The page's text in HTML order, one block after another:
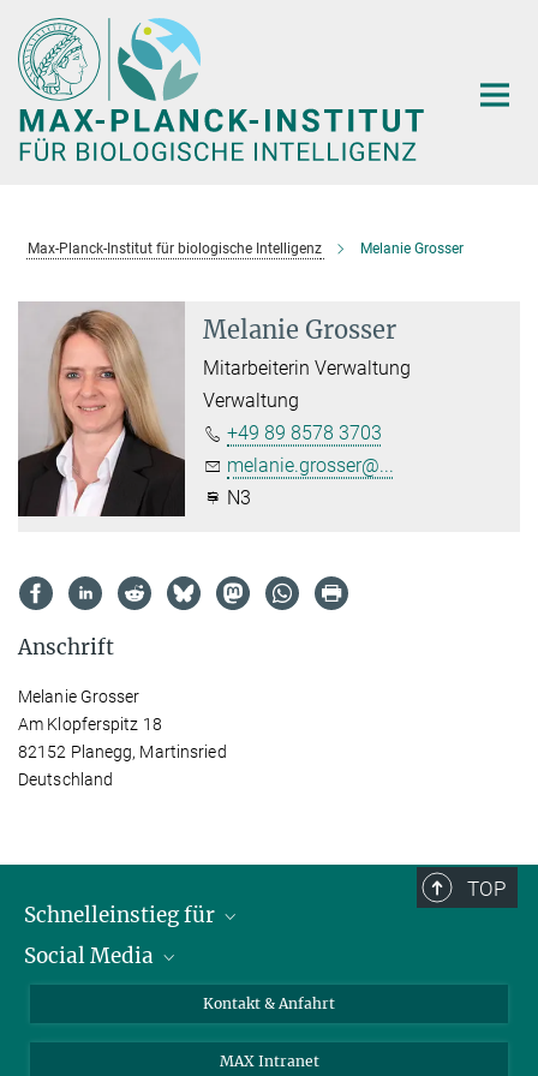
Hauptinhalt
Max-Planck-Institut für biologische Intelligenz Melanie Grosser
Melanie Grosser
Mitarbeiterin Verwaltung
Verwaltung
+49 89 8578 3703
melanie.grosser@...
N3
Anschrift
Melanie Grosser
Am Klopferspitz 18
82152 Planegg, Martinsried
Deutschland
TOP
Schnelleinstieg für
Journalist*innen
Social Media
Kontakt & Anfahrt
MAX Intranet